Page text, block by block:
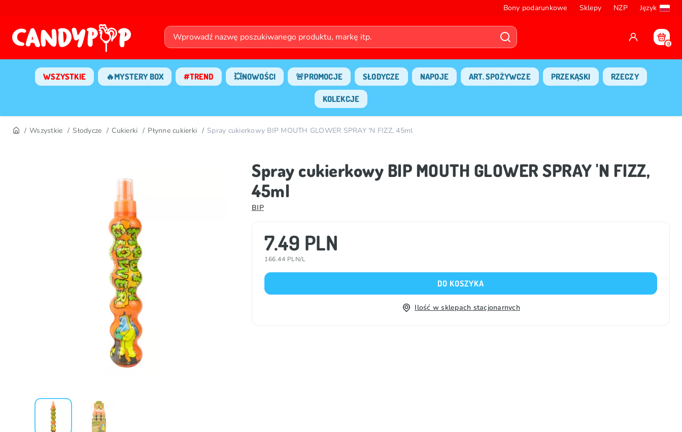
Bony podarunkowe Sklepy NZP Język
0
WSZYSTKIE 🔥MYSTERY BOX #TREND 💥NOWOŚCI 🚨PROMOCJE SŁODYCZE NAPOJE ART. SPOŻYWCZE PRZEKĄSKI RZECZY
KOLEKCJE
Wszystkie Słodycze Cukierki Płynne cukierki Spray cukierkowy BIP MOUTH GLOWER SPRAY 'N FIZZ, 45ml
Spray cukierkowy BIP MOUTH GLOWER SPRAY 'N FIZZ,
45ml
BIP
7.49 PLN
166.44 PLN/L
DO KOSZYKA
Ilość w sklepach stacjonarnych